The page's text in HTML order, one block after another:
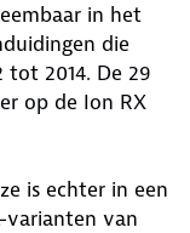
in het
die
2014. De 29
op de Ion RX
is echter in een
varianten van